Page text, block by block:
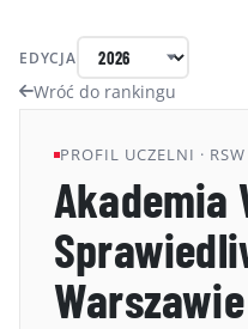
RANKING
Wróć do rankingu
EDYCJA
PROFIL UCZELNI ·
Akademia
Warszawie